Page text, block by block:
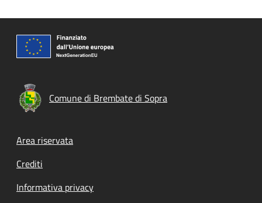
Comune di Brembate di Sopra
Footer menu
Area riservata
Crediti
Informativa privacy